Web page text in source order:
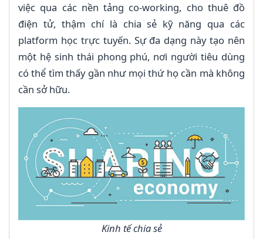
việc qua các nền tảng co-working, cho thuê đồ
điện tử, thậm chí là chia sẻ kỹ năng qua các
platform học trực tuyến. Sự đa dạng này tạo nên
một hệ sinh thái phong phú, nơi người tiêu dùng
có thể tìm thấy gần như mọi thứ họ cần mà không
cần sở hữu.
Kinh tế chia sẻ